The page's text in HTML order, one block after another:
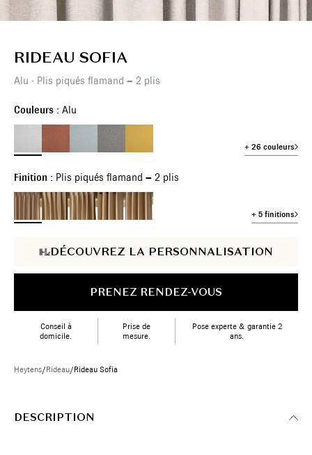
RIDEAU SOFIA
Alu - Plis piqués flamand – 2 plis
Couleurs : Alu
+ 26 couleurs
Finition : Plis piqués flamand – 2 plis
+ 5 finitions
DÉCOUVREZ LA PERSONNALISATION
PRENEZ RENDEZ-VOUS
Conseil à
domicile.
Prise de
mesure.
Pose experte & garantie 2
ans.
Heytens/Rideau/Rideau Sofia
DESCRIPTION